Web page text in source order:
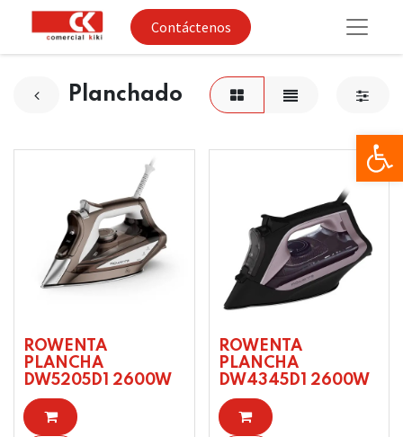
Contáctenos
Planchado
ROWENTA
PLANCHA
DW5205D1 2600W
ROWENTA
PLANCHA
DW4345D1 2600W